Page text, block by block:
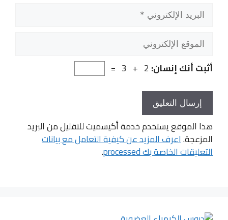
البريد
الإلكتروني
الموقع
الإلكتروني
أثبت أنك إنسان: 2 + 3 =
هذا الموقع يستخدم خدمة أكيسميت للتقليل من البريد
المزعجة.اعرف المزيد عن كيفية التعامل مع بيانات
التعليقات الخاصة بك processed .